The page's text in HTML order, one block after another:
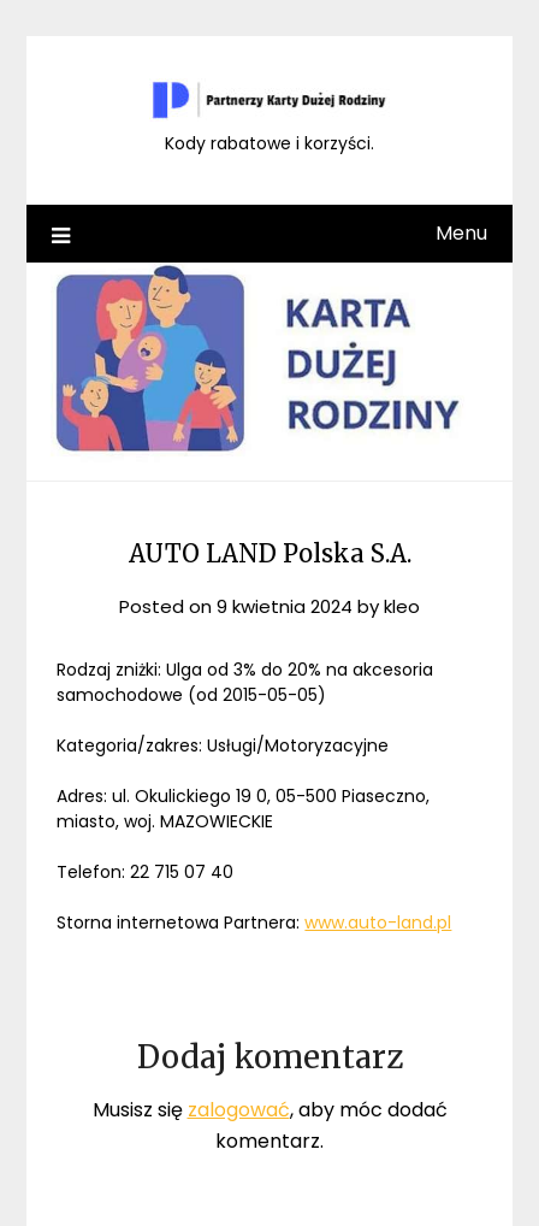
Kody rabatowe i korzyści.
Menu
AUTO LAND Polska S.A.
Posted on9 kwietnia 2024 bykleo
Rodzaj zniżki: Ulga od 3% do 20% na akcesoria
samochodowe (od 2015-05-05)
Kategoria/zakres: Usługi/Motoryzacyjne
Adres: ul. Okulickiego 19 0, 05-500 Piaseczno,
miasto, woj. MAZOWIECKIE
Telefon: 22 715 07 40
Storna internetowa Partnera:www.auto-land.pl
Dodaj komentarz
Musisz się zalogować, aby móc dodać
komentarz.